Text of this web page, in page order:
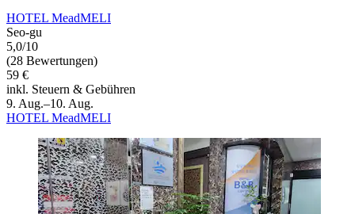
HOTEL MeadMELI
Seo-gu
5,0/10
(28 Bewertungen)
59 €
inkl. Steuern & Gebühren
9. Aug.–10. Aug.
HOTEL MeadMELI